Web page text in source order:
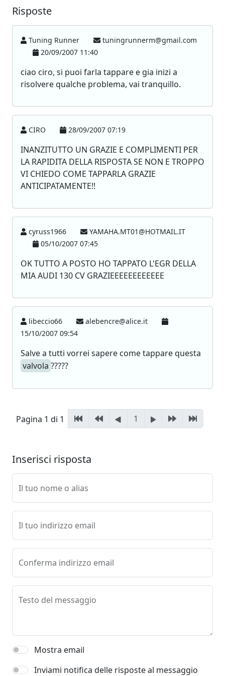
Risposte
Tuning Runner
tuningrunnerm@gmail.com
20/09/2007 11:40
ciao ciro, si puoi farla tappare e gia inizi a
risolvere qualche problema, vai tranquillo.
CIRO 28/09/2007 07:19
INANZITUTTO UN GRAZIE E COMPLIMENTI PER
LA RAPIDITA DELLA RISPOSTA SE NON E TROPPO
VI CHIEDO COME TAPPARLA GRAZIE
ANTICIPATAMENTE!!
cyruss1966
YAMAHA.MT01@HOTMAIL.IT
05/10/2007 07:45
OK TUTTO A POSTO HO TAPPATO L'EGR DELLA
MIA AUDI 130 CV GRAZIEEEEEEEEEEEE
libeccio66
alebencre@alice.it
15/10/2007 09:54
Salve a tutti vorrei sapere come tappare questa
valvola ?????
Pagina 1 di 1 1
Inserisci risposta
Il tuo nome o alias
Il tuo indirizzo email
Conferma indirizzo email
Testo del messaggio
Mostra email
Inviami notifica delle risposte al messaggio